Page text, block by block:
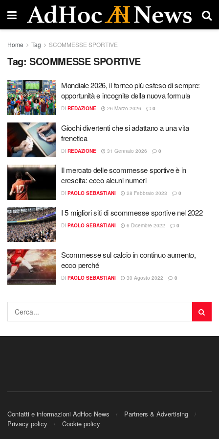
Home Tag SCOMMESSE SPORTIVE
Tag: SCOMMESSE SPORTIVE
Mondiale 2026, il torneo più esteso di sempre:
opportunità e incognite della nuova formula
DI REDAZIONE 26 Marzo 2026 0
Giochi divertenti che si adattano a una vita
frenetica
DI REDAZIONE 31 Gennaio 2026 0
Il mercato delle scommesse sportive è in
crescita: ecco alcuni numeri
DI PAOLO SEBASTIANI 28 Febbraio 2023 0
I 5 migliori siti di scommesse sportive nel 2022
DI PAOLO SEBASTIANI 6 Dicembre 2022 0
Scommesse sul calcio in continuo aumento,
ecco perché
DI PAOLO SEBASTIANI 30 Agosto 2022 0
Contatti e informazioni AdHoc News
Partners & Advertising
Privacy policy
Cookie policy